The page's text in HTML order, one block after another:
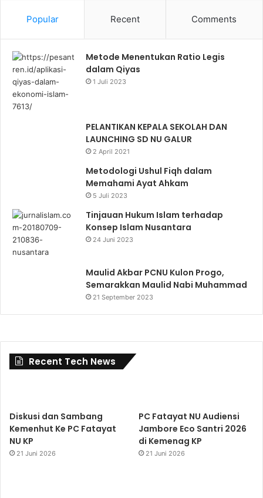
Popular Recent Comments
Metode Menentukan Ratio Legis
dalam Qiyas
1 Juli 2023
PELANTIKAN KEPALA SEKOLAH DAN
LAUNCHING SD NU GALUR
2 April 2021
Metodologi Ushul Fiqh dalam
Memahami Ayat Ahkam
5 Juli 2023
Tinjauan Hukum Islam terhadap
Konsep Islam Nusantara
24 Juni 2023
Maulid Akbar PCNU Kulon Progo,
Semarakkan Maulid Nabi Muhammad
21 September 2023
Recent Tech News
Diskusi dan Sambang
Kemenhut Ke PC Fatayat
NU KP
21 Juni 2026
PC Fatayat NU Audiensi
Jambore Eco Santri 2026
di Kemenag KP
21 Juni 2026